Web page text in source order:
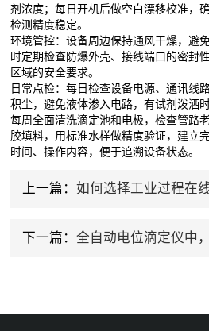
剂浓度；每日开机后做空白漂移校准，
检测精度稳定。
环境管控‌：设备周边保持通风干燥，避
时定期检查防爆外壳、接线端口的密封
区域的安全要求。
日常点检‌：每日检查设备电源、通讯线
积尘，避免液体渗入电路，有试剂泼洒
每周全面清洗滴定池和电极，检查管路
胶填料，用标准水样做精度验证，建立
时间、操作内容，便于追溯设备状态。
上一篇： 如何选择工业过程在线分析仪
下一篇： 全自动电位滴定仪中，哪些型号在性